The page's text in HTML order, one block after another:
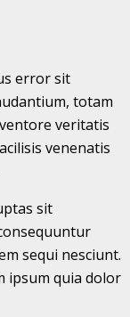
error sit
totam
veritatis
venenatis
sit
sequi nesciunt.
ipsum quia dolor